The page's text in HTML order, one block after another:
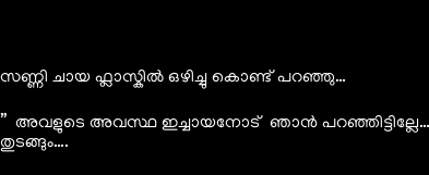
സണ്ണി ചായ ഫ്ലാസ്കിൽ ഒഴിച്ചു കൊണ്ട് പറഞ്ഞു…
” അവളുടെ അവസ്ഥ ഇച്ചായനോട് ഞാൻ
തുടങ്ങും….